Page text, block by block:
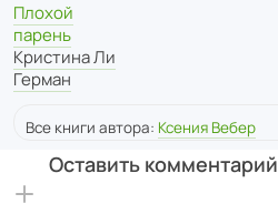
Плохой
парень
Кристина Ли
Герман
Все книги автора: Ксения Вебер
Оставить комментарий